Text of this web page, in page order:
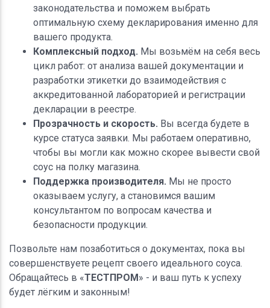
законодательства и поможем выбрать
оптимальную схему декларирования именно для
вашего продукта.
Комплексный подход. Мы возьмём на себя весь
цикл работ: от анализа вашей документации и
разработки этикетки до взаимодействия с
аккредитованной лабораторией и регистрации
декларации в реестре.
Прозрачность и скорость. Вы всегда будете в
курсе статуса заявки. Мы работаем оперативно,
чтобы вы могли как можно скорее вывести свой
соус на полку магазина.
Поддержка производителя. Мы не просто
оказываем услугу, а становимся вашим
консультантом по вопросам качества и
безопасности продукции.
Позвольте нам позаботиться о документах, пока вы
совершенствуете рецепт своего идеального соуса.
Обращайтесь в «ТЕСТПРОМ» - и ваш путь к успеху
будет лёгким и законным!